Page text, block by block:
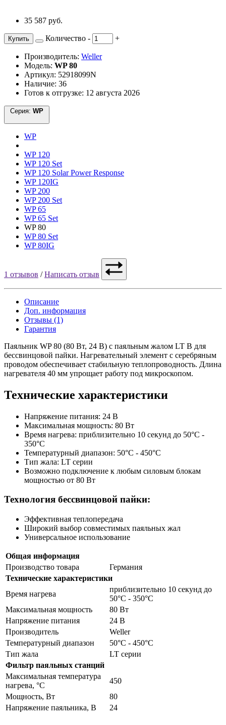
35 587 руб.
Купить Количество - +
Производитель: Weller
Модель: WP 80
Артикул: 52918099N
Наличие: 36
Готов к отгрузке: 12 августа 2026
Серия:
WP
WP 120
WP 120 Set
WP 120 Solar Power Response
WP 120IG
WP 200
WP 200 Set
WP 65
WP 65 Set
WP 80
WP 80 Set
WP 80IG
1 отзывов /Написать отзыв
Описание
Доп. информация
Отзывы (1)
Гарантия
Паяльник WP 80 (80 Вт, 24 В) с паяльным жалом LT B для
бессвинцовой пайки. Нагревательный элемент с серебряным
проводом обеспечивает стабильную теплопроводность. Длина
нагревателя 40 мм упрощает работу под микроскопом.
Технические характеристики
Напряжение питания: 24 В
Максимальная мощность: 80 Вт
Время нагрева: приблизительно 10 секунд до 50°C -
350°C
Температурный диапазон: 50°C - 450°C
Тип жала: LT серии
Возможно подключение к любым силовым блокам
мощностью от 80 Вт
Технология бессвинцовой пайки:
Эффективная теплопередача
Широкий выбор совместимых паяльных жал
Универсальное использование
Общая информация
Производство товара
Германия
Технические характеристики
Время нагрева
приблизительно 10 секунд до
50°C - 350°C
Максимальная мощность
80 Вт
Напряжение питания
24 В
Производитель
Weller
Температурный диапазон
50°C - 450°C
Тип жала
LT серии
Фильтр паяльных станций
Максимальная температура
нагрева, °C
450
Мощность, Вт
80
Напряжение паяльника, В
24